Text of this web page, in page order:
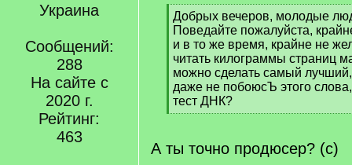
Украина
Сообщений:
288
На сайте с
2020 г.
Рейтинг:
463
[
q
]
Добрых вечеров, молодые
Поведайте пожалуйста,
и в то же время, крайне не
читать килограммы страниц
можно сделать самый
даже не побоюсЪ этого
тест ДНК?
[
q
]
А ты точно продюсер? (с)